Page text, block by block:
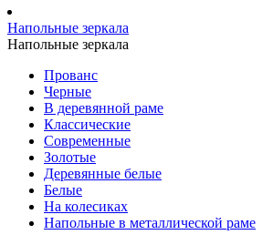
Напольные зеркала
Напольные зеркала
Прованс
Черные
В деревянной раме
Классические
Современные
Золотые
Деревянные белые
Белые
На колесиках
Напольные в металлической раме